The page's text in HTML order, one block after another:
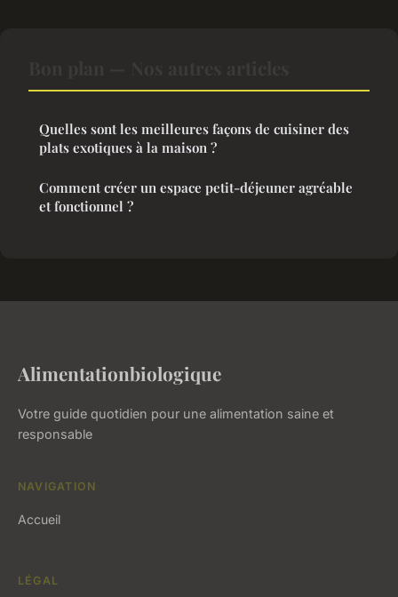
Quelles sont les meilleures façons de cuisiner des
plats exotiques à la maison ?
Comment créer un espace petit-déjeuner agréable
et fonctionnel ?
Alimentationbiologique
Votre guide quotidien pour une alimentation saine et
responsable
NAVIGATION
Accueil
LÉGAL